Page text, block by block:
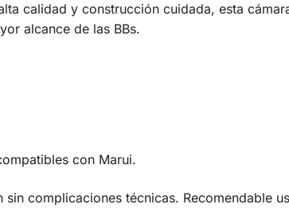
calidad y construcción cuidada, esta
alcance de las BBs.
con Marui.
complicaciones técnicas. Recomendable